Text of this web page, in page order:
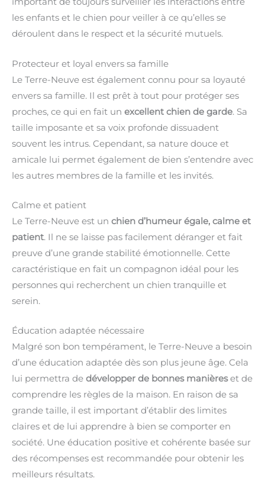
les enfants et le chien pour veiller à ce qu’elles se
déroulent dans le respect et la sécurité mutuels.
Protecteur et loyal envers sa famille
Le Terre-Neuve est également connu pour sa loyauté
envers sa famille. Il est prêt à tout pour protéger ses
proches, ce qui en fait un excellent chien de garde. Sa
taille imposante et sa voix profonde dissuadent
souvent les intrus. Cependant, sa nature douce et
amicale lui permet également de bien s’entendre avec
les autres membres de la famille et les invités.
Calme et patient
Le Terre-Neuve est un chien d’humeur égale, calme et
patient. Il ne se laisse pas facilement déranger et fait
preuve d’une grande stabilité émotionnelle. Cette
caractéristique en fait un compagnon idéal pour les
personnes qui recherchent un chien tranquille et
serein.
Éducation adaptée nécessaire
Malgré son bon tempérament, le Terre-Neuve a besoin
d’une éducation adaptée dès son plus jeune âge. Cela
lui permettra de développer de bonnes manièreset de
comprendre les règles de la maison. En raison de sa
grande taille, il est important d’établir des limites
claires et de lui apprendre à bien se comporter en
société. Une éducation positive et cohérente basée sur
des récompenses est recommandée pour obtenir les
meilleurs résultats.